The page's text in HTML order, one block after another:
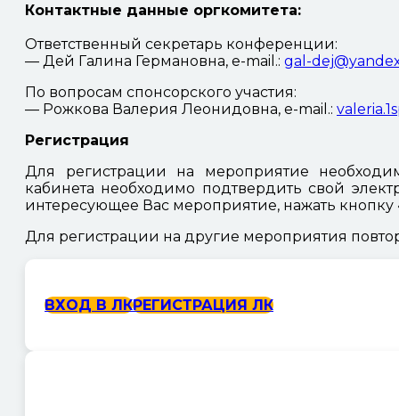
Контактные данные оргкомитета:
Ответственный секретарь конференции:
— Дей Галина Германовна, e-mail.: gal-
По вопросам спонсорского участия:
— Рожкова Валерия Леонидовна, e-mail.:
Регистрация
Для регистрации на мероприятие
кабинета необходимо подтвердить свой
интересующее Вас мероприятие, нажать кнопку
Для регистрации на другие мероприятия
ВХОД В ЛКРЕГИСТРАЦИЯ ЛК